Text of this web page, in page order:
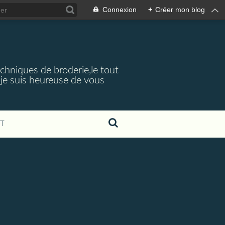
Connexion + Créer mon blog
de broderie,le tout
suis heureuse de vous